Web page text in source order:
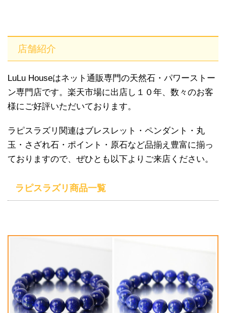
店舗紹介
LuLu Houseはネット通販専門の天然石・パワーストー
ン専門店です。 楽天市場に出店し１０年、数々のお客
様にご好評いただいております。
ラピスラズリ関連はブレスレット・ペンダント・丸
玉・さざれ石・ポイント・原石など品揃え豊富に揃っ
ておりますので、ぜひとも以下よりご来店ください。
ラピスラズリ商品一覧